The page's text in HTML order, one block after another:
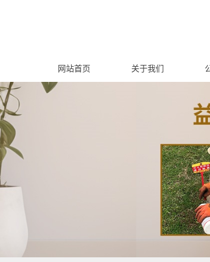
网站首页 关于我们